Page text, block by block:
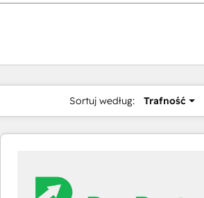
Sortuj według: Trafność